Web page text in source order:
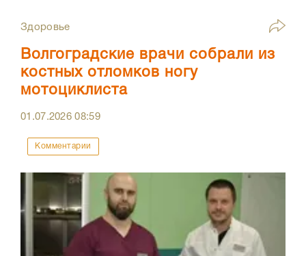
Здоровье
Волгоградские врачи собрали из
костных отломков ногу
мотоциклиста
01.07.202608:59
Комментарии